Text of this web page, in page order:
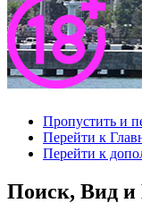
Пропустить и
Перейти к
Перейти к
Поиск, Вид и